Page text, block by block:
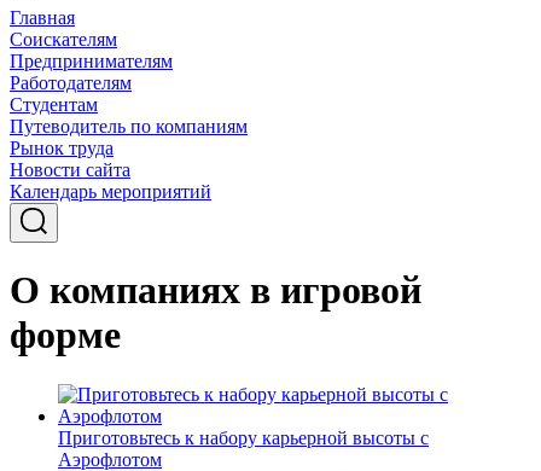
Главная
Соискателям
Предпринимателям
Работодателям
Студентам
Путеводитель по компаниям
Рынок труда
Новости сайта
Календарь мероприятий
О компаниях в игровой
форме
Приготовьтесь к набору карьерной высоты с
Аэрофлотом